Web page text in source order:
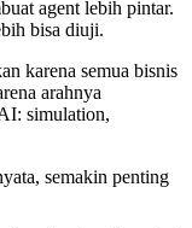
agent lebih pintar.
bisa diuji.
karena semua bisnis
arahnya
simulation,
semakin penting